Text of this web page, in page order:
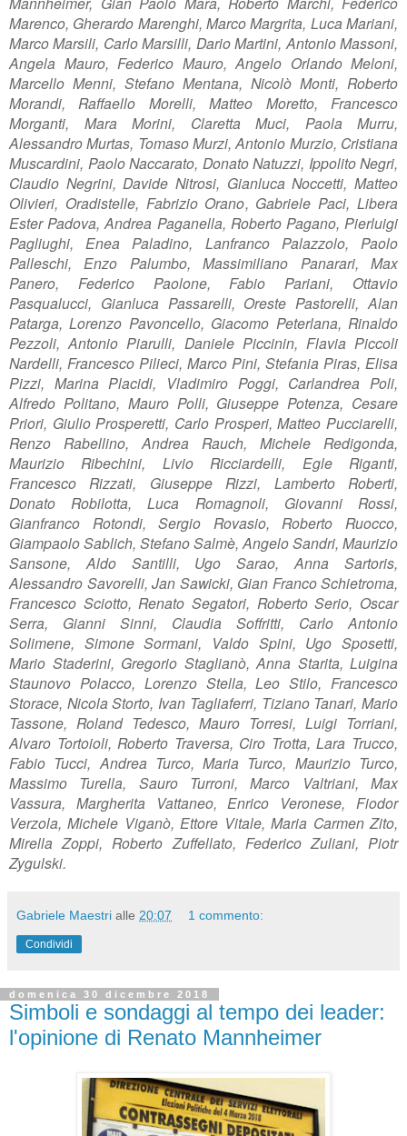
Marenco, Gherardo Marenghi, Marco Margrita, Luca Mariani,
Marco Marsili, Carlo Marsilli, Dario Martini, Antonio Massoni,
Angela Mauro, Federico Mauro, Angelo Orlando Meloni,
Marcello Menni, Stefano Mentana, Nicolò Monti, Roberto
Morandi, Raffaello Morelli, Matteo Moretto, Francesco
Morganti, Mara Morini, Claretta Muci, Paola Murru,
Alessandro Murtas, Tomaso Murzi, Antonio Murzio, Cristiana
Muscardini, Paolo Naccarato, Donato Natuzzi, Ippolito Negri,
Claudio Negrini, Davide Nitrosi, Gianluca Noccetti, Matteo
Olivieri, Oradistelle, Fabrizio Orano, Gabriele Paci, Libera
Ester Padova, Andrea Paganella, Roberto Pagano, Pierluigi
Pagliughi, Enea Paladino, Lanfranco Palazzolo, Paolo
Palleschi, Enzo Palumbo, Massimiliano Panarari, Max
Panero, Federico Paolone, Fabio Pariani, Ottavio
Pasqualucci, Gianluca Passarelli, Oreste Pastorelli, Alan
Patarga, Lorenzo Pavoncello, Giacomo Peterlana, Rinaldo
Pezzoli, Antonio Piarulli, Daniele Piccinin, Flavia Piccoli
Nardelli, Francesco Pilieci, Marco Pini, Stefania Piras, Elisa
Pizzi, Marina Placidi, Vladimiro Poggi, Carlandrea Poli,
Alfredo Politano, Mauro Polli, Giuseppe Potenza, Cesare
Priori, Giulio Prosperetti, Carlo Prosperi, Matteo Pucciarelli,
Renzo Rabellino, Andrea Rauch, Michele Redigonda,
Maurizio Ribechini, Livio Ricciardelli, Egle Riganti,
Francesco Rizzati, Giuseppe Rizzi, Lamberto Roberti,
Donato Robilotta, Luca Romagnoli, Giovanni Rossi,
Gianfranco Rotondi, Sergio Rovasio, Roberto Ruocco,
Giampaolo Sablich, Stefano Salmè, Angelo Sandri, Maurizio
Sansone, Aldo Santilli, Ugo Sarao, Anna Sartoris,
Alessandro Savorelli, Jan Sawicki, Gian Franco Schietroma,
Francesco Sciotto, Renato Segatori, Roberto Serio, Oscar
Serra, Gianni Sinni, Claudia Soffritti, Carlo Antonio
Solimene, Simone Sormani, Valdo Spini, Ugo Sposetti,
Mario Staderini, Gregorio Staglianò, Anna Starita, Luigina
Staunovo Polacco, Lorenzo Stella, Leo Stilo, Francesco
Storace, Nicola Storto, Ivan Tagliaferri, Tiziano Tanari, Mario
Tassone, Roland Tedesco, Mauro Torresi, Luigi Torriani,
Alvaro Tortoioli, Roberto Traversa, Ciro Trotta, Lara Trucco,
Fabio Tucci, Andrea Turco, Maria Turco, Maurizio Turco,
Massimo Turella, Sauro Turroni, Marco Valtriani, Max
Vassura, Margherita Vattaneo, Enrico Veronese, Fiodor
Verzola, Michele Viganò, Ettore Vitale, Maria Carmen Zito,
Mirella Zoppi, Roberto Zuffellato, Federico Zuliani, Piotr
Zygulski.
Gabriele Maestri alle 20:07 1 commento:
Condividi
domenica 30 dicembre 2018
Simboli e sondaggi al tempo dei leader:
l'opinione di Renato Mannheimer